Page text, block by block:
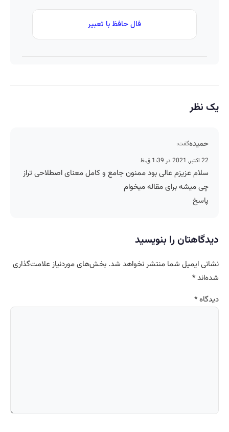
فال حافظ با تعبیر
یک نظر
حمیدهگفت:
22 اکتبر, 2021 در 1:39 ق.ظ
سلام عزیزم عالی بود ممنون جامع و کامل معنای اصطلاحی تراز
چی میشه برای مقاله میخوام
پاسخ
دیدگاهتان را بنویسید
نشانی ایمیل شما منتشر نخواهد شد. بخش‌های موردنیاز علامت‌گذاری
شده‌اند*
دیدگاه*